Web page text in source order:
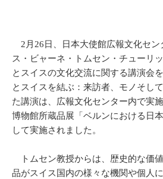
2月26日、日本大使館広報文化セン
ス・ビャーネ・トムセン・チューリ
とスイスの文化交流に関する講演会
とスイスを結ぶ：来訪者、モノそし
た講演は、広報文化センター内で実
博物館所蔵品展「ベルンにおける日
して実施されました。
トムセン教授からは、歴史的な価
品がスイス国内の様々な機関や個人